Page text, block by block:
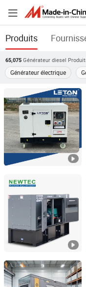
Produits
65,075 Générateur diesel
Générateur électrique
Sichuan Leton
Sichuan, China
Taizhou Newtec
Jiangsu, China
Aladeng (Tianjin)